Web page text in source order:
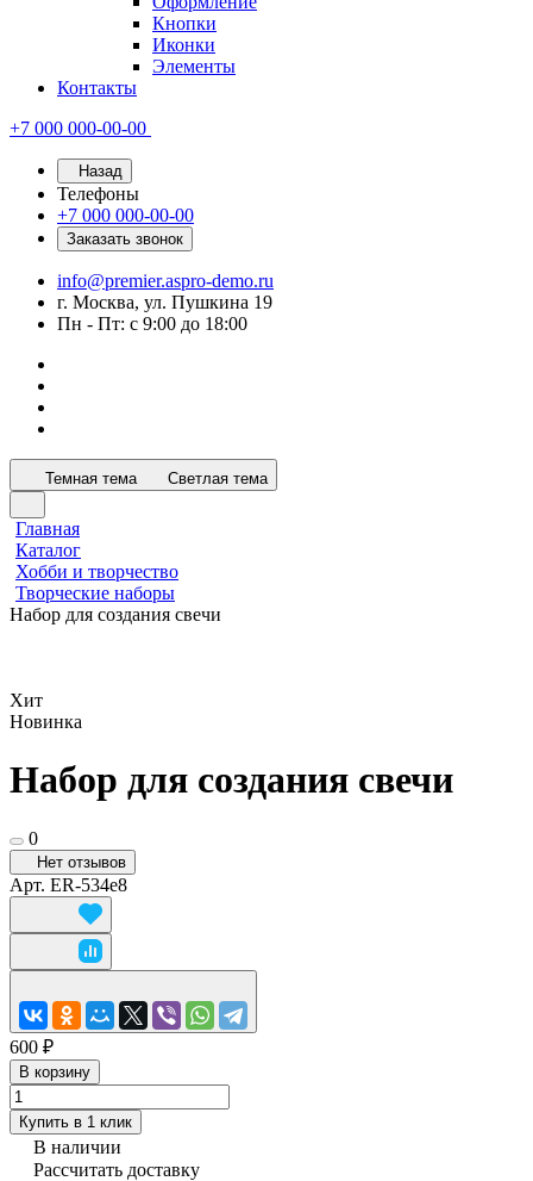
Кнопки
Иконки
Элементы
Контакты
+7 000 000-00-00
Назад
Телефоны
+7 000 000-00-00
Заказать звонок
info@premier.aspro-demo.ru
г. Москва, ул. Пушкина 19
Пн - Пт: с 9:00 до 18:00
Темная тема Светлая тема
Главная
Каталог
Хобби и творчество
Творческие наборы
Набор для создания свечи
Хит
Новинка
Набор для создания свечи
0
Нет отзывов
Арт. ER-534e8
600 ₽
В корзину
Купить в 1 клик
В наличии
Рассчитать доставку